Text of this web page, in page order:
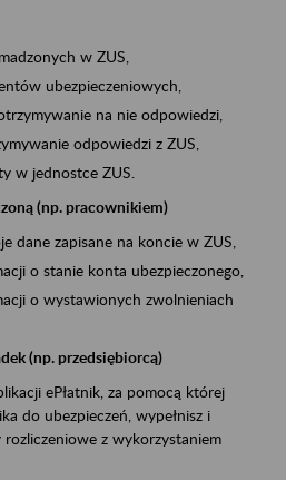
w ZUS,
ubezpieczeniowych,
na nie odpowiedzi,
odpowiedzi z ZUS,
w jednostce ZUS.
(np. pracownikiem)
dane zapisane na koncie w ZUS,
o stanie konta ubezpieczonego,
o wystawionych zwolnieniach
(np. przedsiębiorcą)
ePłatnik, za pomocą której
do ubezpieczeń, wypełnisz i
rozliczeniowe z wykorzystaniem